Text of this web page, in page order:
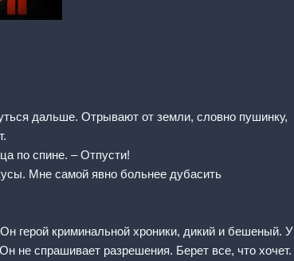
дальше. Отрывают от земли, словно пушинку,
по спине. – Отпусти!
Мне самой явно больнее дубасить
герой криминальной хроники, дикий и бешеный. У
не спрашивает разрешения. Берет все, что хочет.